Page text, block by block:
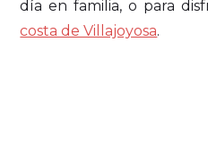
día en familia, o para
costa de Villajoyosa.